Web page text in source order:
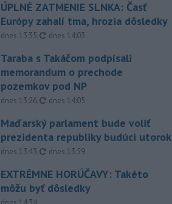
ÚPLNÉ ZATMENIE SLNKA: Časť
Európy zahalí tma, hrozia dôsledky
dnes 13:35, aktualizované
dnes 14:03
Taraba s Takáčom podpísali
memorandum o prechode
pozemkov pod NP
dnes 13:26, aktualizované
dnes 14:05
Maďarský parlament bude voliť
prezidenta republiky budúci utorok
dnes 13:43, aktualizované
dnes 13:59
EXTRÉMNE HORÚČAVY: Takéto
môžu byť dôsledky